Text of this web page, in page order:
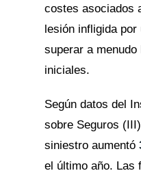
costes asociados
lesión infligida por
superar a
iniciales.
Según datos del
sobre Seguros
siniestro aumentó
el último año. Las